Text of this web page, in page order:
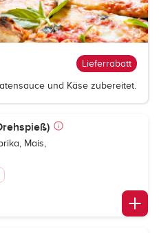
Lieferrabatt
und Käse zubereitet.
Mais,